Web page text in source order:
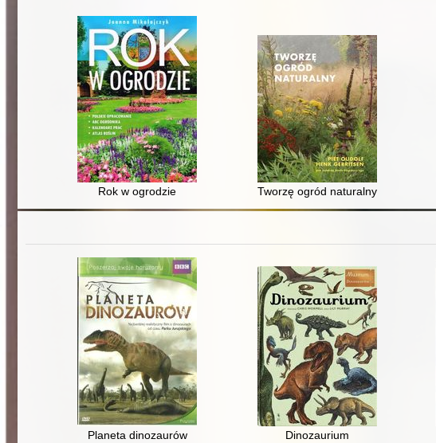
Rok w ogrodzie Tworzę ogród naturalny
Planeta dinozaurów Dinozaurium